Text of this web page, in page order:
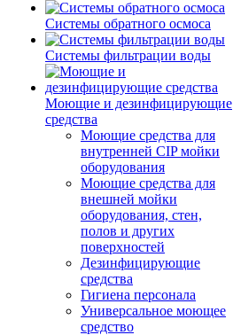
Системы обратного осмоса
Системы фильтрации воды
Моющие и дезинфицирующие
средства
Моющие средства для
внутренней CIP мойки
оборудования
Моющие средства для
внешней мойки
оборудования, стен,
полов и других
поверхностей
Дезинфицирующие
средства
Гигиена персонала
Универсальное моющее
средство